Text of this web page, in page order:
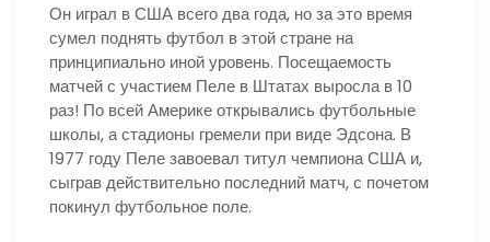
Он играл в США всего два года, но за это время
сумел поднять футбол в этой стране на
принципиально иной уровень. Посещаемость
матчей с участием Пеле в Штатах выросла в 10
раз! По всей Америке открывались футбольные
школы, а стадионы гремели при виде Эдсона. В
1977 году Пеле завоевал титул чемпиона США и,
сыграв действительно последний матч, с почетом
покинул футбольное поле.